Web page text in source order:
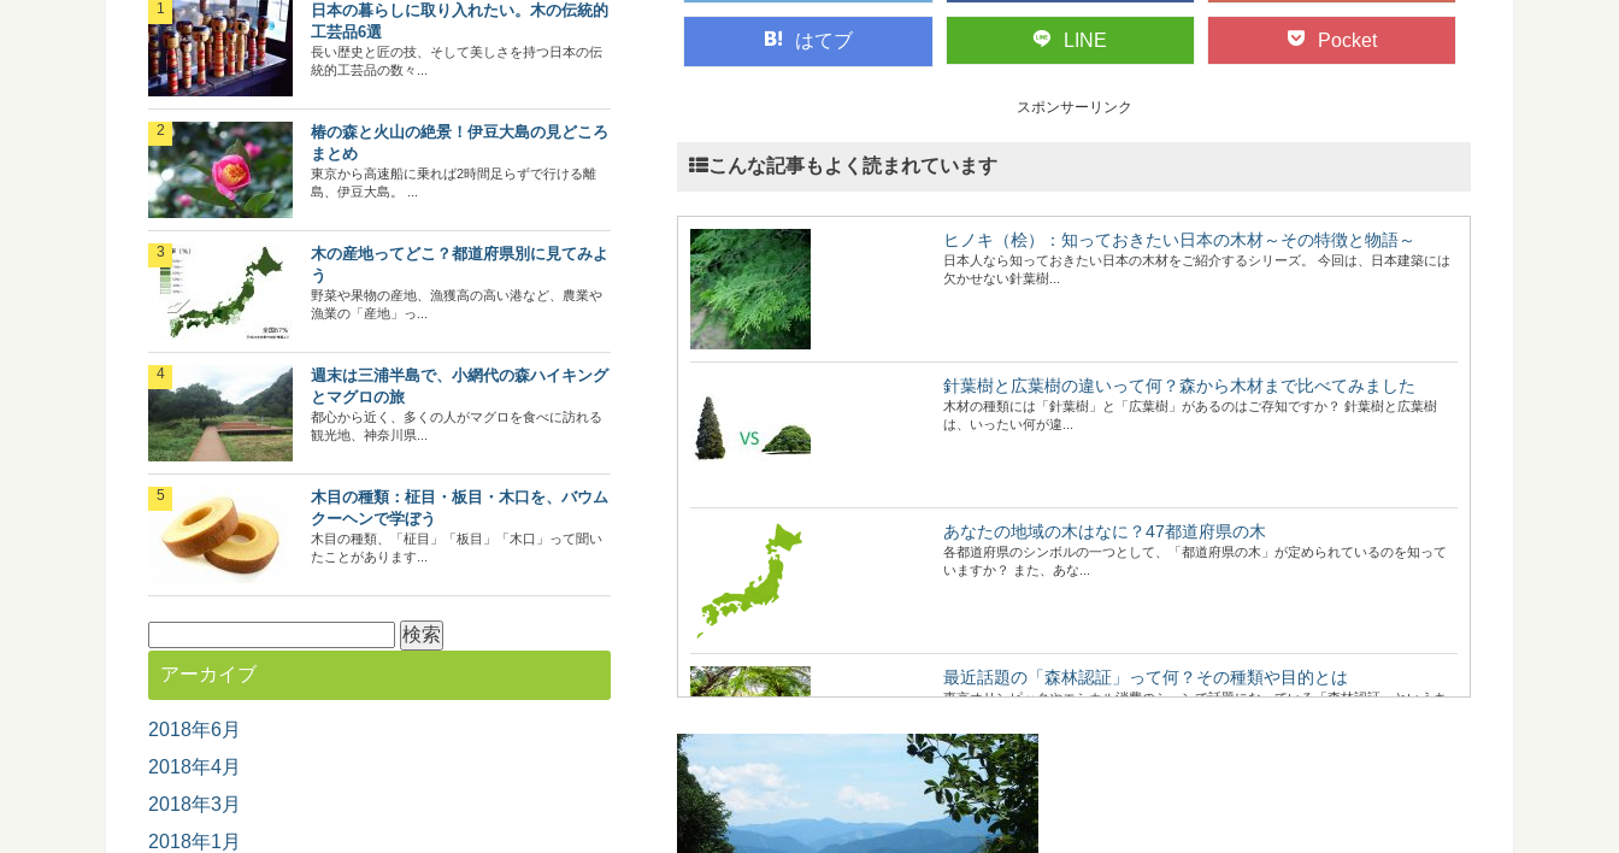
はてブ LINE Pocket
スポンサーリンク
こんな記事もよく読まれています
ヒノキ（桧）：知っておきたい日本の木材～その特徴と物語～
日本人なら知っておきたい日本の木材をご紹介するシリーズ。 今回は、日本建築には
欠かせない針葉樹...
針葉樹と広葉樹の違いって何？森から木材まで比べてみました
木材の種類には「針葉樹」と「広葉樹」があるのはご存知ですか？ 針葉樹と広葉樹
は、いったい何が違...
あなたの地域の木はなに？47都道府県の木
各都道府県のシンボルの一つとして、「都道府県の木」が定められているのを知って
いますか？ また、あな...
最近話題の「森林認証」って何？その種類や目的とは
東京オリンピックやエシカル消費のシーンで話題になっている「森林認証」というキ
智頭杉のまち鳥取県智頭町で森の魅力を味わい尽くす旅
古くからの林業地として知られる、鳥取県智頭（ちづ）町。 そこで育った杉は「智頭
日本の暮らしに取り入れたい。木の伝統的
工芸品6選
長い歴史と匠の技、そして美しさを持つ日本の伝
統的工芸品の数々...
椿の森と火山の絶景！伊豆大島の見どころ
まとめ
東京から高速船に乗れば2時間足らずで行ける離
島、伊豆大島。 ...
木の産地ってどこ？都道府県別に見てみよ
う
野菜や果物の産地、漁獲高の高い港など、農業や
漁業の「産地」っ...
週末は三浦半島で、小網代の森ハイキング
とマグロの旅
都心から近く、多くの人がマグロを食べに訪れる
観光地、神奈川県...
木目の種類：柾目・板目・木口を、バウム
クーヘンで学ぼう
木目の種類、「柾目」「板目」「木口」って聞い
たことがあります...
索:
アーカイブ
2018年6月
2018年4月
2018年3月
2018年1月